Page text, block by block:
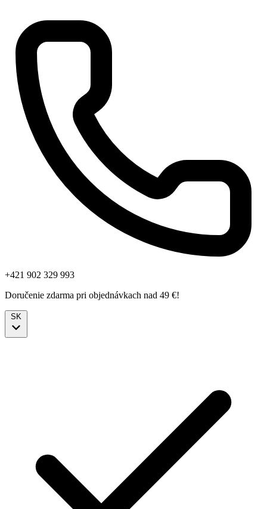
+421 902 329 993
Doručenie zdarma pri objednávkach nad 49 €!
SK